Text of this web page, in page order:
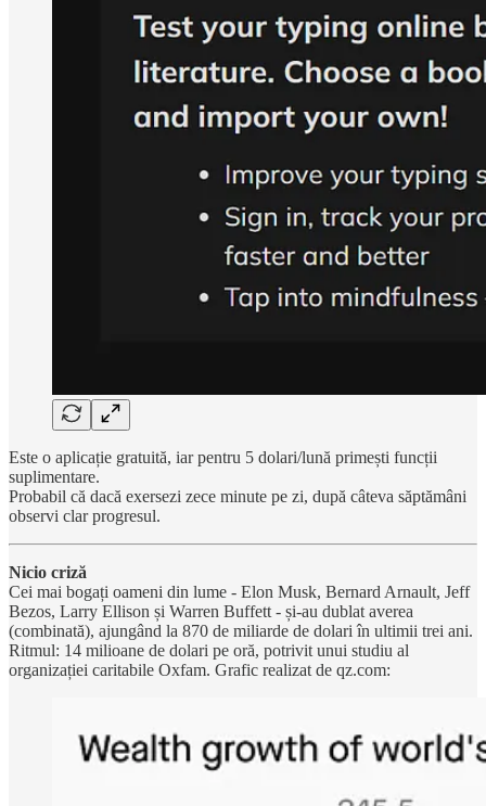
Este o aplicație gratuită, iar pentru 5 dolari/lună primești funcții
suplimentare.
Probabil că dacă exersezi zece minute pe zi, după câteva săptămâni
observi clar progresul.
Nicio criză
Cei mai bogați oameni din lume - Elon Musk, Bernard Arnault, Jeff
Bezos, Larry Ellison și Warren Buffett - și-au dublat averea
(combinată), ajungând la 870 de miliarde de dolari în ultimii trei ani.
Ritmul: 14 milioane de dolari pe oră, potrivit unui studiu al
organizației caritabile Oxfam. Grafic realizat de qz.com: